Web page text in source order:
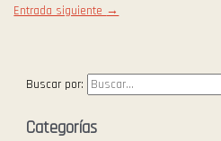
Entrada siguiente →
Buscar por:
Categorías